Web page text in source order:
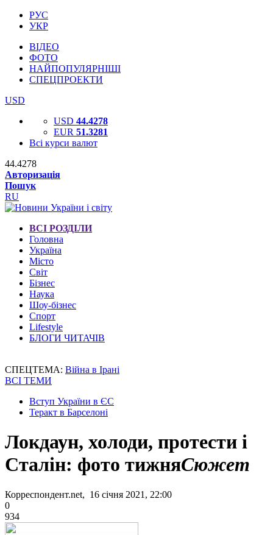
РУС
УКР
ВІДЕО
ФОТО
НАЙПОПУЛЯРНІШІ
СПЕЦПРОЕКТИ
USD
USD 44.4278
EUR 51.3281
Всі курси валют
44.4278
Авторизація
Пошук
RU
ВСІ РОЗДІЛИ
Головна
Україна
Місто
Світ
Бізнес
Наука
Шоу-бізнес
Спорт
Lifestyle
БЛОГИ ЧИТАЧІВ
СПЕЦТЕМА: Війна в Ірані
ВСІ ТЕМИ
Вступ України в ЄС
Теракт в Барселоні
Локдаун, холоди, протести і
Сталін: фото тижняСюжет
Корреспондент.net, 16 січня 2021, 22:00
0
934